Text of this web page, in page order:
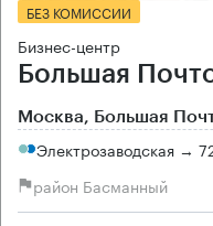
БЕЗ КОМИССИИ
Бизнес-центр
Большая
Москва, Большая
Электрозаводская →
район Басманный